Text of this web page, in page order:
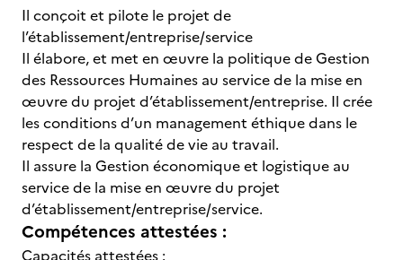
Il conçoit et pilote le projet de
l’établissement/entreprise/service
Il élabore, et met en œuvre la politique de Gestion
des Ressources Humaines au service de la mise en
œuvre du projet d’établissement/entreprise. Il crée
les conditions d’un management éthique dans le
respect de la qualité de vie au travail.
Il assure la Gestion économique et logistique au
service de la mise en œuvre du projet
d’établissement/entreprise/service.
Compétences attestées :
Capacités attestées :